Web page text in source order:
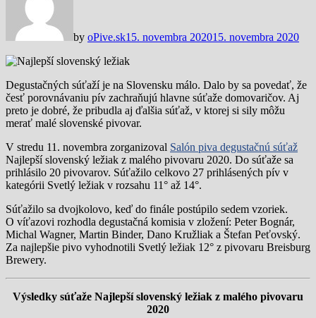
by oPive.sk15. novembra 202015. novembra 2020
Degustačných súťaží je na Slovensku málo. Dalo by sa povedať, že
česť porovnávaniu pív zachraňujú hlavne súťaže domovaričov. Aj
preto je dobré, že pribudla aj ďalšia súťaž, v ktorej si sily môžu
merať malé slovenské pivovar.
V stredu 11. novembra zorganizoval Salón piva degustačnú súťaž
Najlepší slovenský ležiak z malého pivovaru 2020. Do súťaže sa
prihlásilo 20 pivovarov. Súťažilo celkovo 27 prihlásených pív v
kategórii Svetlý ležiak v rozsahu 11° až 14°.
Súťažilo sa dvojkolovo, keď do finále postúpilo sedem vzoriek.
O víťazovi rozhodla degustačná komisia v zložení: Peter Bognár,
Michal Wagner, Martin Binder, Dano Kružliak a Štefan Peťovský.
Za najlepšie pivo vyhodnotili Svetlý ležiak 12° z pivovaru Breisburg
Brewery.
Výsledky súťaže Najlepší slovenský ležiak z malého pivovaru
2020